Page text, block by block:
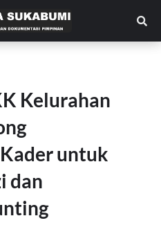
Kelurahan
untuk
dan